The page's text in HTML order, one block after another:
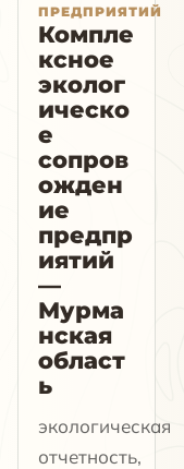
ПРЕДПРИЯТИЙ
Компле
ксное
эколог
ическо
е
сопров
ожден
ие
предпр
иятий
—
Мурма
нская
област
ь
экологическая
отчетность,